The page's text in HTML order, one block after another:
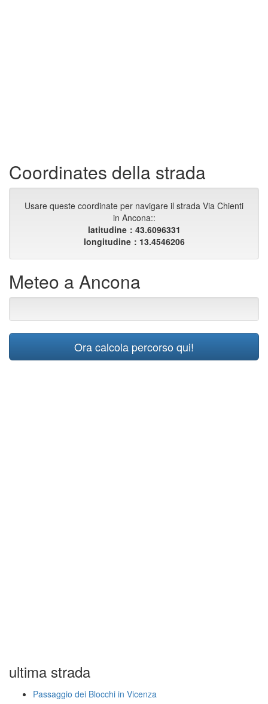
Coordinates della strada
Usare queste coordinate per navigare il strada Via Chienti
in Ancona::
latitudine：43.6096331
longitudine：13.4546206
Meteo a Ancona
Ora calcola percorso qui!
ultima strada
Passaggio dei Blocchi in Vicenza